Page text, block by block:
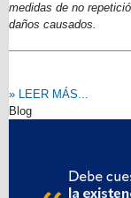
medidas de no
daños causados.
» LEER MÁS...
Blog